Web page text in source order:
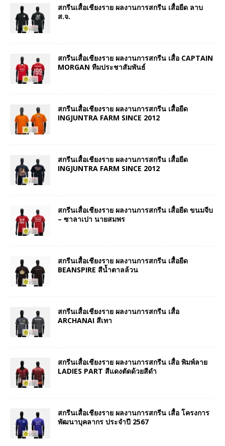
สกรีนเสื้อเชียงราย ผลงานการสกรีน เสื้อยืด ลาบ
ส.จ.
สกรีนเสื้อเชียงราย ผลงานการสกรีน เสื้อ CAPTAIN
MORGAN ทีมประชาสัมพันธ์
สกรีนเสื้อเชียงราย ผลงานการสกรีน เสื้อยืด
INGJUNTRA FARM SINCE 2012
สกรีนเสื้อเชียงราย ผลงานการสกรีน เสื้อยืด
INGJUNTRA FARM SINCE 2012
สกรีนเสื้อเชียงราย ผลงานการสกรีน เสื้อยืด ขนมจีบ
– ซาลาเปา นายสมพร
สกรีนเสื้อเชียงราย ผลงานการสกรีน เสื้อยืด
BEANSPIRE สีน้ำตาลล้วน
สกรีนเสื้อเชียงราย ผลงานการสกรีน เสื้อ
ARCHANAI สีเทา
สกรีนเสื้อเชียงราย ผลงานการสกรีน เสื้อ พิมพ์ลาย
LADIES PART สีแดงตัดด้วยสีดำ
สกรีนเสื้อเชียงราย ผลงานการสกรีน เสื้อ โครงการ
พัฒนาบุคลากร ประจำปี 2567